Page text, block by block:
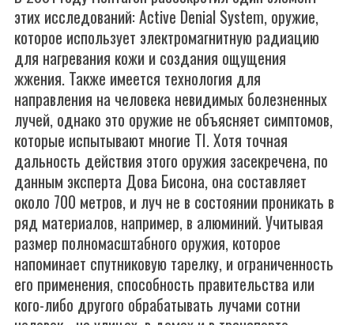
этих исследований: Active Denial System, оружие,
которое использует электромагнитную радиацию
для нагревания кожи и создания ощущения
жжения. Также имеется технология для
направления на человека невидимых болезненных
лучей, однако это оружие не объясняет симптомов,
которые испытывают многие TI. Хотя точная
дальность действия этого оружия засекречена, по
данным эксперта Дова Бисона, она составляет
около 700 метров, и луч не в состоянии проникать в
ряд материалов, например, в алюминий. Учитывая
размер полномасштабного оружия, которое
напоминает спутниковую тарелку, и ограниченность
его применения, способность правительства или
кого-либо другого обрабатывать лучами сотни